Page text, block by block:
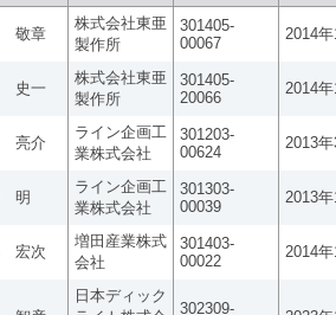
敬章
株式会社東亜
製作所
301405-
00067
2014
史一
株式会社東亜
製作所
301405-
20066
2014
亮介
ライン企画工
業株式会社
301203-
00624
2013
明
ライン企画工
業株式会社
301303-
00039
2013
宏次
増田産業株式
会社
301403-
00022
2014
日本ディック
302309-